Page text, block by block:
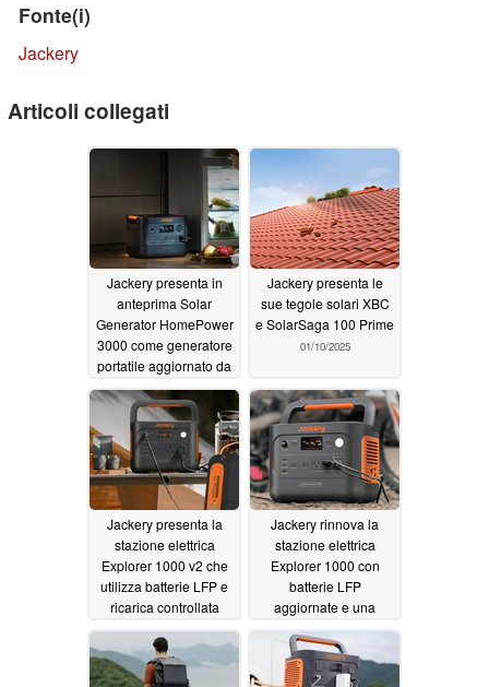
Fonte(i)
Jackery
Articoli collegati
Jackery presenta in
anteprima Solar
Generator HomePower
3000 come generatore
portatile aggiornato da
3 kWh05/08/2025
Jackery presenta le
sue tegole solari XBC
e SolarSaga 100 Prime
01/10/2025
Jackery presenta la
stazione elettrica
Explorer 1000 v2 che
utilizza batterie LFP e
ricarica controllata
dall'AI08/25/2024
Jackery rinnova la
stazione elettrica
Explorer 1000 con
batterie LFP
aggiornate e una
ricarica più veloce
05/24/2024